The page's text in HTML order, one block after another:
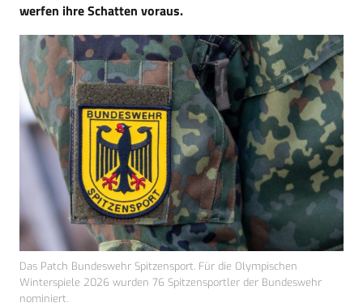
werfen ihre Schatten voraus.
Das Patch Bundeswehr Spitzensport. Für die Olympischen
Winterspiele 2026 wurden 76 Spitzensportler der Bundeswehr
nominiert.